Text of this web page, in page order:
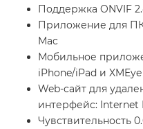
Поддержка ONVIF
Приложение для
Mac
Мобильное
iPhone/iPad и
Web-сайт для
интерфейс: Internet
Чувствительность